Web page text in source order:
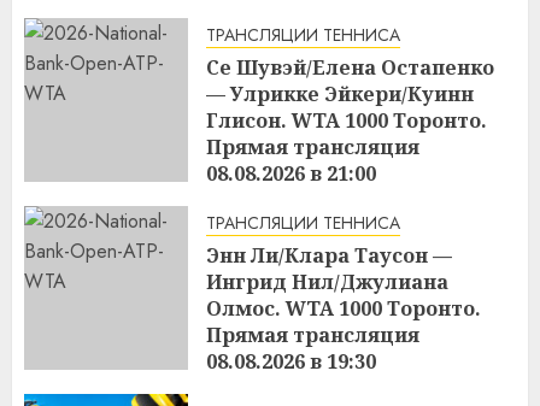
ТРАНСЛЯЦИИ ТЕННИСА
Се Шувэй/Елена Остапенко
— Улрикке Эйкери/Куинн
Глисон. WTA 1000 Торонто.
Прямая трансляция
08.08.2026 в 21:00
ТРАНСЛЯЦИИ ТЕННИСА
Энн Ли/Клара Таусон —
Ингрид Нил/Джулиана
Олмос. WTA 1000 Торонто.
Прямая трансляция
08.08.2026 в 19:30